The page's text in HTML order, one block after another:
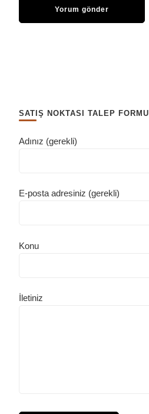
SATIŞ NOKTASI TALEP FORMU
Adınız (gerekli)
E-posta adresiniz (gerekli)
Konu
İletiniz